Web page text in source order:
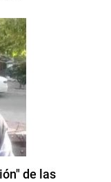
de las